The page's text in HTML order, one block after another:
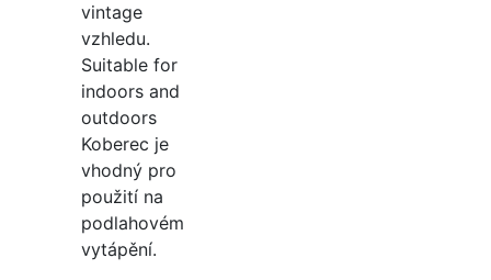
vintage
vzhledu.
Suitable for
indoors and
outdoors
Koberec je
vhodný pro
použití na
podlahovém
vytápění.